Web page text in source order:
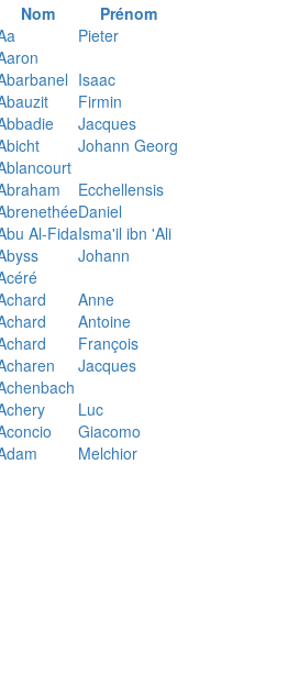
Nom
Prénom
Pieter
Isaac
Firmin
Jacques
Johann Georg
Ecchellensis
Daniel
Al-FidaIsma'il ibn 'Ali
Johann
Anne
Antoine
François
Jacques
Luc
Giacomo
Melchior